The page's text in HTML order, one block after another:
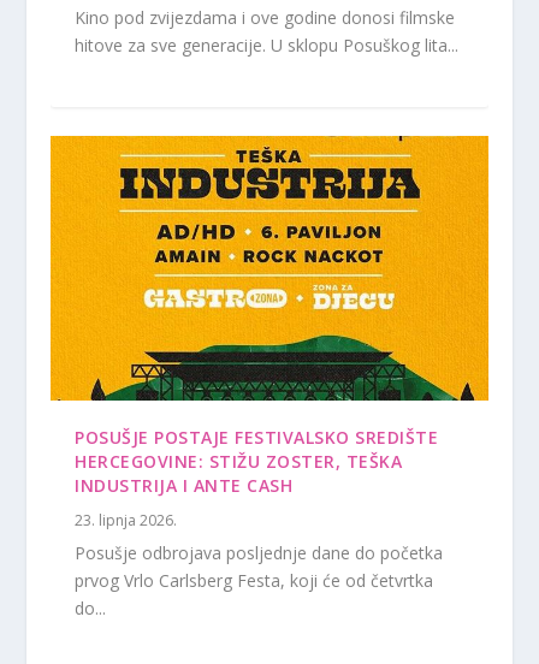
Kino pod zvijezdama i ove godine donosi filmske
hitove za sve generacije. U sklopu Posuškog lita...
POSUŠJE POSTAJE FESTIVALSKO SREDIŠTE
HERCEGOVINE: STIŽU ZOSTER, TEŠKA
INDUSTRIJA I ANTE CASH
23. lipnja 2026.
Posušje odbrojava posljednje dane do početka
prvog Vrlo Carlsberg Festa, koji će od četvrtka
do...